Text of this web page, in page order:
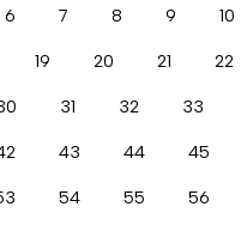
6 7 8 9 10
19 20 21 22
31 32 33
43 44 45
54 55 56